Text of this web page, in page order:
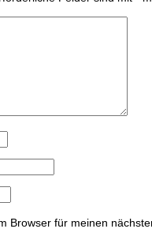
Browser für meinen